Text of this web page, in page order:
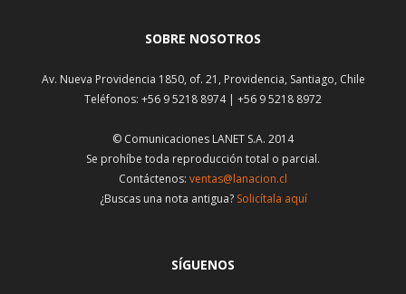
SOBRE NOSOTROS
Av. Nueva Providencia 1850, of. 21, Providencia, Santiago, Chile
Teléfonos: +56 9 5218 8974 | +56 9 5218 8972
© Comunicaciones LANET S.A. 2014
Se prohíbe toda reproducción total o parcial.
Contáctenos: ventas@lanacion.cl
¿Buscas una nota antigua? Solicítala aquí
SÍGUENOS